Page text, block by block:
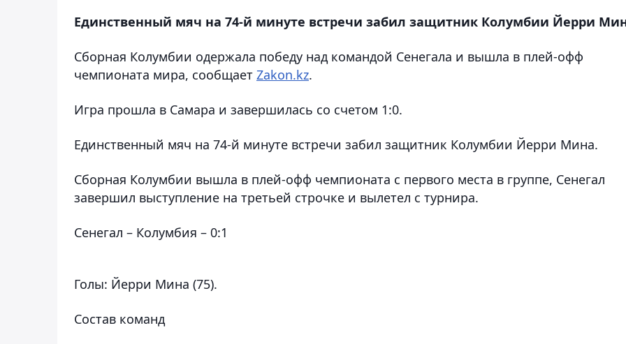
Единственный мяч на 74-й минуте встречи забил защитник Колумбии Йерри
Сборная Колумбии одержала победу над командой Сенегала и вышла в плей-офф
чемпионата мира, сообщает Zakon.kz.
Игра прошла в Самара и завершилась со счетом 1:0.
Единственный мяч на 74-й минуте встречи забил защитник Колумбии Йерри Мина.
Сборная Колумбии вышла в плей-офф чемпионата с первого места в группе, Сенегал
завершил выступление на третьей строчке и вылетел с турнира.
Сенегал – Колумбия – 0:1
Голы: Йерри Мина (75).
Состав команд